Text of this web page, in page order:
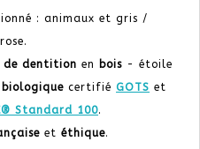
: animaux et gris /
de dentition en bois - étoile
certifié GOTS et
Standard 100.
et éthique.